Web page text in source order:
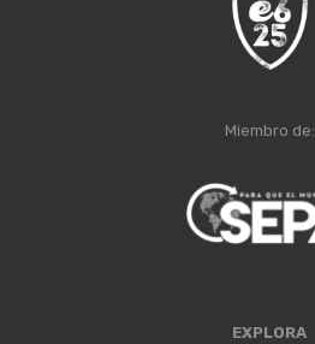
Miembro de:
EXPLORA